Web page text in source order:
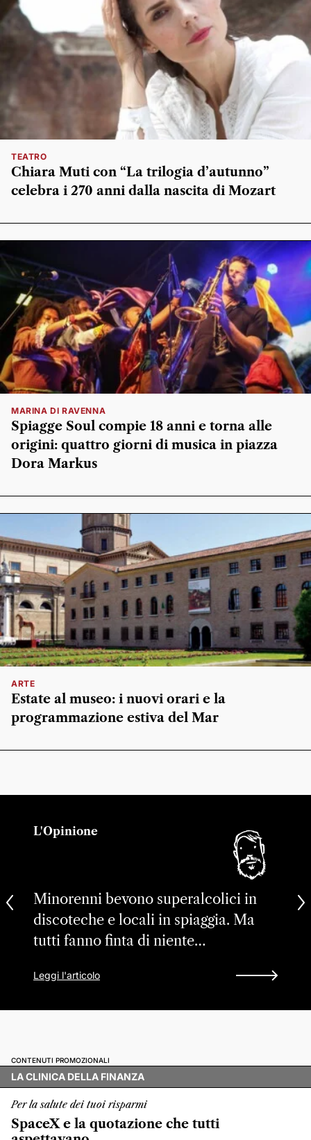
TEATRO
Chiara Muti con “La trilogia d’autunno”
celebra i 270 anni dalla nascita di Mozart
MARINA DI RAVENNA
Spiagge Soul compie 18 anni e torna alle
origini: quattro giorni di musica in piazza
Dora Markus
ARTE
Estate al museo: i nuovi orari e la
programmazione estiva del Mar
L'Opinione
Minorenni bevono superalcolici in
discoteche e locali in spiaggia. Ma
tutti fanno finta di niente…
Leggi l'articolo
CONTENUTI PROMOZIONALI
LA CLINICA DELLA FINANZA
Per la salute dei tuoi risparmi
SpaceX e la quotazione che tutti